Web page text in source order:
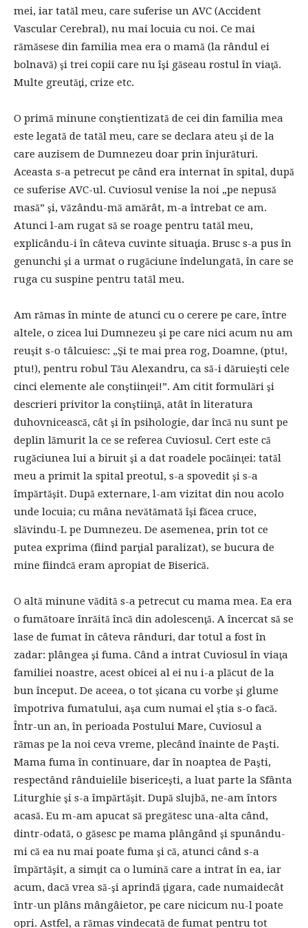
mei, iar tatăl meu, care suferise un AVC (Accident
Vascular Cerebral), nu mai locuia cu noi. Ce mai
rămăsese din familia mea era o mamă (la rândul ei
bolnavă) şi trei copii care nu îşi găseau rostul în viaţă.
Multe greutăţi, crize etc.
O primă minune conştientizată de cei din familia mea
este legată de tatăl meu, care se declara ateu şi de la
care auzisem de Dumnezeu doar prin înjurături.
Aceasta s-a petrecut pe când era internat în spital, după
ce suferise AVC-ul. Cuviosul venise la noi „pe nepusă
masă” şi, văzându-mă amărât, m-a întrebat ce am.
Atunci l-am rugat să se roage pentru tatăl meu,
explicându-i în câteva cuvinte situaţia. Brusc s-a pus în
genunchi şi a urmat o rugăciune îndelungată, în care se
ruga cu suspine pentru tatăl meu.
Am rămas în minte de atunci cu o cerere pe care, între
altele, o zicea lui Dumnezeu şi pe care nici acum nu am
reuşit s-o tâlcuiesc: „Şi te mai prea rog, Doamne, (ptu!,
ptu!), pentru robul Tău Alexandru, ca să-i dăruieşti cele
cinci elemente ale conştiinţei!”. Am citit formulări şi
descrieri privitor la conştiinţă, atât în literatura
duhovnicească, cât şi în psihologie, dar încă nu sunt pe
deplin lămurit la ce se referea Cuviosul. Cert este că
rugăciunea lui a biruit şi a dat roadele pocăinţei: tatăl
meu a primit la spital preotul, s-a spovedit şi s-a
împărtăşit. După externare, l-am vizitat din nou acolo
unde locuia; cu mâna nevătămată îşi făcea cruce,
slăvindu-L pe Dumnezeu. De asemenea, prin tot ce
putea exprima (fiind parţial paralizat), se bucura de
mine fiindcă eram apropiat de Biserică.
O altă minune vădită s-a petrecut cu mama mea. Ea era
o fumătoare înrăită încă din adolescenţă. A încercat să se
lase de fumat în câteva rânduri, dar totul a fost în
zadar: plângea şi fuma. Când a intrat Cuviosul în viaţa
familiei noastre, acest obicei al ei nu i-a plăcut de la
bun început. De aceea, o tot şicana cu vorbe şi glume
împotriva fumatului, aşa cum numai el ştia s-o facă.
Într-un an, în perioada Postului Mare, Cuviosul a
rămas pe la noi ceva vreme, plecând înainte de Paşti.
Mama fuma în continuare, dar în noaptea de Paşti,
respectând rânduielile bisericeşti, a luat parte la Sfânta
Liturghie şi s-a împărtăşit. După slujbă, ne-am întors
acasă. Eu m-am apucat să pregătesc una-alta când,
dintr-odată, o găsesc pe mama plângând şi spunându-
mi că ea nu mai poate fuma şi că, atunci când s-a
împărtăşit, a simţit ca o lumină care a intrat în ea, iar
acum, dacă vrea să-şi aprindă ţigara, cade numaidecât
într-un plâns mângâietor, pe care nicicum nu-l poate
opri. Astfel, a rămas vindecată de fumat pentru tot